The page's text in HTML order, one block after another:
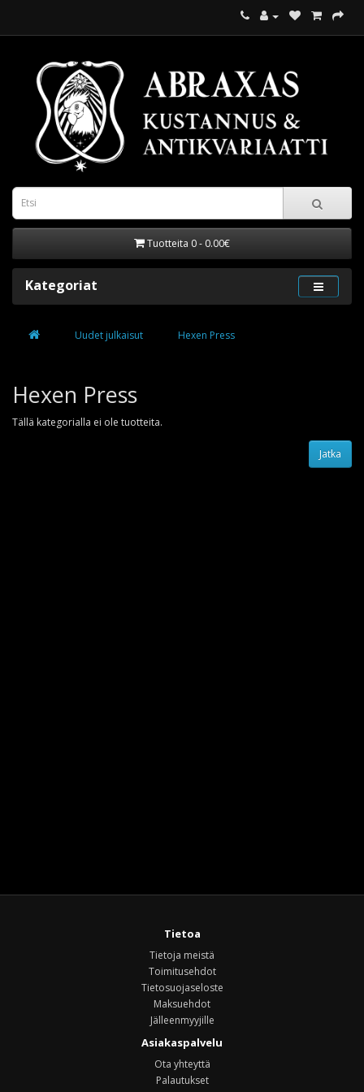
Tuotteita 0 - 0.00€
Kategoriat
Uudet julkaisut Hexen Press
Hexen Press
Tällä kategorialla ei ole tuotteita.
Jatka
Tietoa
Tietoja meistä
Toimitusehdot
Tietosuojaseloste
Maksuehdot
Jälleenmyyjille
Asiakaspalvelu
Ota yhteyttä
Palautukset